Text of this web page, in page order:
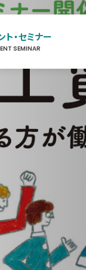
ト・セミナー
SEMINAR